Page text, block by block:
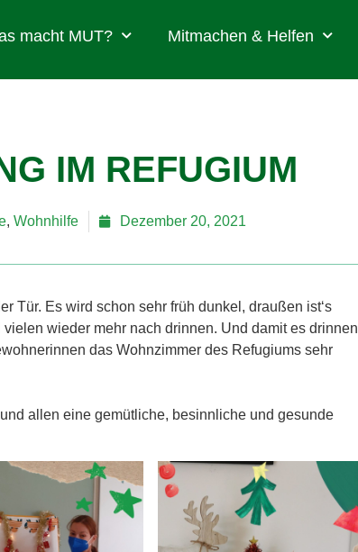
macht MUT? Mitmachen & Helfen
IM REFUGIUM
, Wohnhilfe Dezember 20, 2021
Tür. Es wird schon sehr früh dunkel, draußen ist‘s
wieder mehr nach drinnen. Und damit es drinnen
das Wohnzimmer des Refugiums sehr
allen eine gemütliche, besinnliche und gesunde